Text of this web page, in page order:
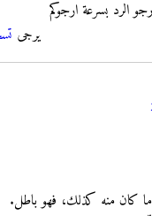
الرد بسرعة ارجوكم
يرجى
ما كان منه كذلك، فهو باطل.